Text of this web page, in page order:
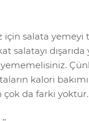
için salata yemeyi
salatayı dışarıda
kalori
da farkı yoktur.